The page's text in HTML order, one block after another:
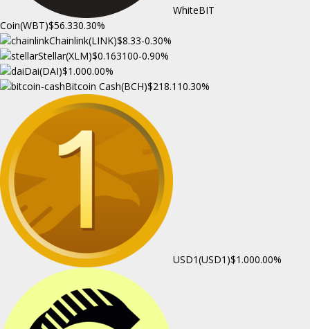
WhiteBIT
Coin(WBT)$56.330.30%
Chainlink(LINK)$8.33-0.30%
Stellar(XLM)$0.163100-0.90%
Dai(DAI)$1.000.00%
Bitcoin Cash(BCH)$218.110.30%
USD1(USD1)$1.000.00%